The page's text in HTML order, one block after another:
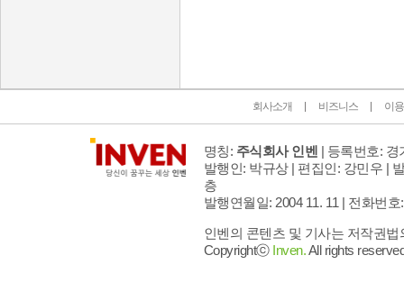
회사소개 비즈니스 이
명칭: 주식회사 인벤 | 등록번호: 경
발행인: 박규상 | 편집인: 강민우 |
층
발행연월일: 2004 11. 11 | 전화번호
인벤의 콘텐츠 및 기사는 저작권
Copyrightⓒ Inven.All rights